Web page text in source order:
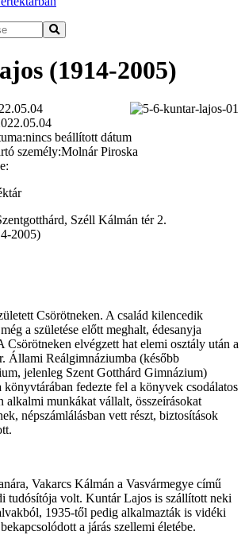
(1914-2005)
nincs beállított dátum
személy:Molnár Piroska
Széll Kálmán tér 2.
Csörötneken. A család kilencedik
a születése előtt meghalt, édesanyja
Csörötneken elvégzett hat elemi osztály után a
Állami Reálgimnáziumba (később
jelenleg Szent Gotthárd Gimnázium)
fedezte fel a könyvek csodálatos
alkalmi munkákat vállalt, összeírásokat
népszámlálásban vett részt, biztosítások
Vakarcs Kálmán a Vasvármegye című
tudósítója volt. Kuntár Lajos is szállított neki
1935-től pedig alkalmazták is vidéki
a járás szellemi életébe.